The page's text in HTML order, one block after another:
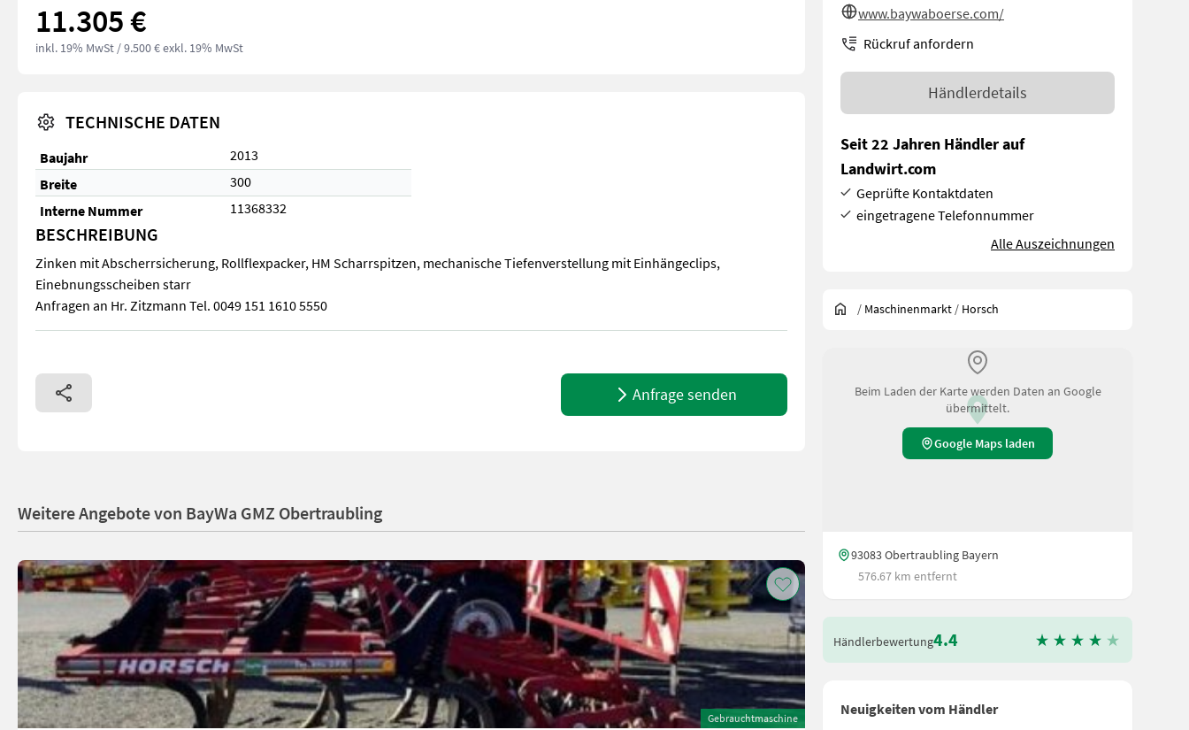
11.305 €
inkl. 19% MwSt / 9.500 € exkl. 19% MwSt
TECHNISCHE DATEN
Baujahr
2013
Breite
300
Interne Nummer
11368332
BESCHREIBUNG
Zinken mit Abscherrsicherung, Rollflexpacker, HM Scharrspitzen, mechanische Tiefenverstellung mit Einhängeclips,
Einebnungsscheiben starr
Anfragen an Hr. Zitzmann Tel. 0049 151 1610 5550
Zinken mit Abscherrsicherung, Rollflexpacker, HM Scharrspitzen, mechanische Tiefenverstellung mit Einhängeclips, Einebnungsscheiben starr Anfragen an Hr. Zitzmann Tel. 0049 151 1610 5550
Anfrage senden
www.baywaboerse.com/
Rückruf anfordern
Händlerdetails
Seit 22 Jahren Händler auf
Landwirt.com
Geprüfte Kontaktdaten
eingetragene Telefonnummer
Alle Auszeichnungen
/ Maschinenmarkt / Horsch
Beim Laden der Karte werden Daten an Google
übermittelt.
Google Maps laden
93083 Obertraubling Bayern
576.67 km entfernt
Händlerbewertung4.4
Neuigkeiten vom Händler
Weitere Angebote von BayWa GMZ Obertraubling
Gebrauchtmaschine